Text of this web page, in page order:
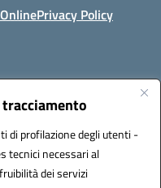
di profilazione degli utenti -
tecnici necessari al
dei servizi
Privacy Policy
ROTH
SSIS019006